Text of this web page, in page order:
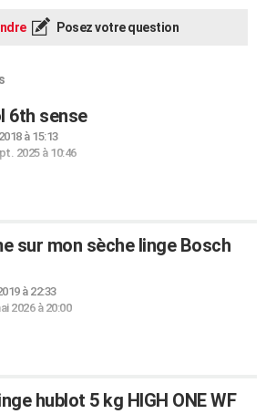
Posez votre question
6th sense
à 15:13
2025 à 10:46
sur mon sèche linge Bosch
à 22:33
2026 à 20:00
hublot 5 kg HIGH ONE WF